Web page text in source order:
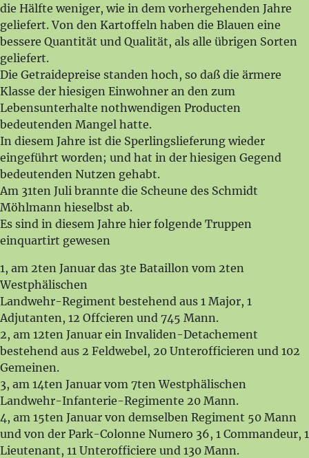
die Hälfte weniger, wie in dem vorhergehenden Jahre
geliefert. Von den Kartoffeln haben die Blauen eine
bessere Quantität und Qualität, als alle übrigen Sorten
geliefert.
Die Getraidepreise standen hoch, so daß die ärmere
Klasse der hiesigen Einwohner an den zum
Lebensunterhalte nothwendigen Producten
bedeutenden Mangel hatte.
In diesem Jahre ist die Sperlingslieferung wieder
eingeführt worden; und hat in der hiesigen Gegend
bedeutenden Nutzen gehabt.
Am 31ten Juli brannte die Scheune des Schmidt
Möhlmann hieselbst ab.
Es sind in diesem Jahre hier folgende Truppen
einquartirt gewesen
1, am 2ten Januar das 3te Bataillon vom 2ten
Westphälischen
Landwehr-Regiment bestehend aus 1 Major, 1
Adjutanten, 12 Offcieren und 745 Mann.
2, am 12ten Januar ein Invaliden-Detachement
bestehend aus 2 Feldwebel, 20 Unterofficieren und 102
Gemeinen.
3, am 14ten Januar vom 7ten Westphälischen
Landwehr-Infanterie-Regimente 20 Mann.
4, am 15ten Januar von demselben Regiment 50 Mann
und von der Park-Colonne Numero 36, 1 Commandeur, 1
Lieutenant, 11 Unterofficiere und 130 Mann.